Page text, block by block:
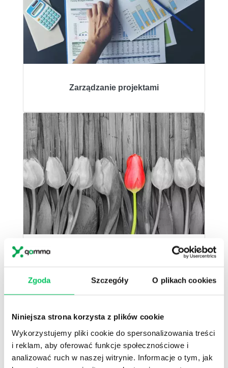
Zgoda Szczegóły O plikach cookies
Niniejsza strona korzysta z plików cookie
Wykorzystujemy pliki cookie do spersonalizowania treści
i reklam, aby oferować funkcje społecznościowe i
analizować ruch w naszej witrynie. Informacje o tym, jak
Zarządzanie projektami